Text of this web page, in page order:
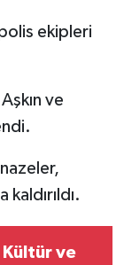
ekipleri
ve
Kültür ve